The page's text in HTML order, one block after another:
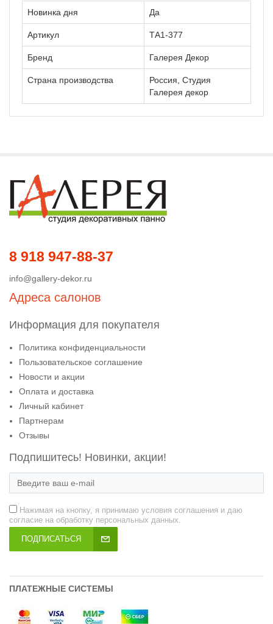
Новинка дня Да
Артикул ТА1-377
Бренд Галерея Декор
Страна производства
Россия, Студия
Галерея декор
8 918 947-88-37
info@gallery-dekor.ru
Адреса салонов
Информация для покупателя
Политика конфиденциальности
Пользовательское соглашение
Новости и акции
Оплата и доставка
Личный кабинет
Партнерам
Отзывы
Подпишитесь! Новинки, акции!
Нажимая на кнопку, я принимаю условия соглашения и даю
согласие на обработку персональных данных.
ПОДПИСАТЬСЯ
ПЛАТЕЖНЫЕ СИСТЕМЫ